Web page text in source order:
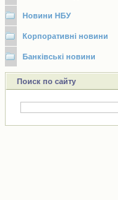
Новини НБУ
Корпоративні новини
Банківські новини
Поиск по сайту